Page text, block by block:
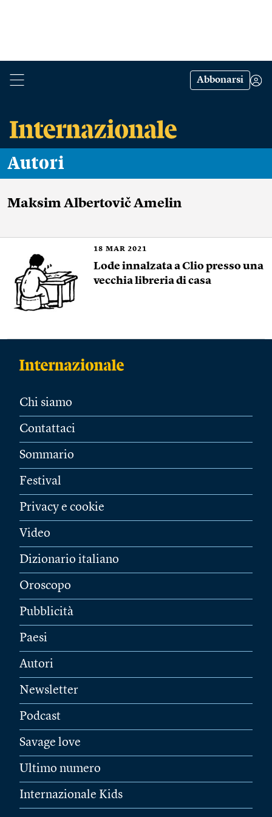
Abbonarsi
Autori
Maksim Albertovič Amelin
18 MAR 2021
Lode innalzata a Clio presso una
vecchia libreria di casa
Chi siamo
Contattaci
Sommario
Festival
Privacy e cookie
Video
Dizionario italiano
Oroscopo
Pubblicità
Paesi
Autori
Newsletter
Podcast
Savage love
Ultimo numero
Internazionale Kids